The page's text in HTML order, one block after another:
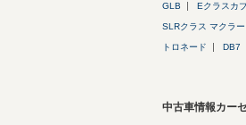
GLB Eクラスカ
SLRクラス マクラー
トロネード DB7
中古車情報カー